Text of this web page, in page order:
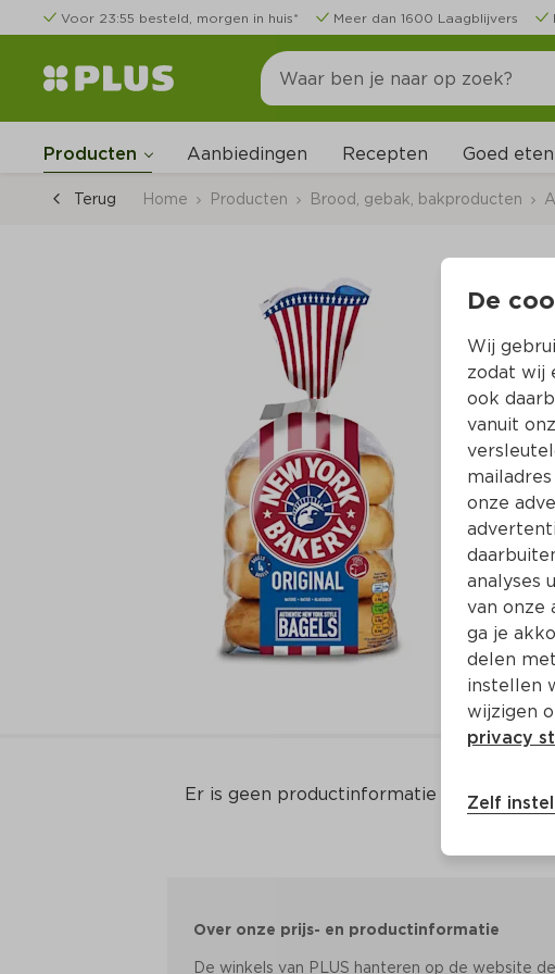
Voor 23:55 besteld, morgen in huis* Meer dan 1600 Laagblijvers
Producten Aanbiedingen Recepten Goed eten
Terug Home Producten Brood, gebak, bakproducten
Er is geen productinformatie
Over onze prijs- en productinformatie
De winkels van PLUS hanteren op de website
De
Wij
zodat wij
ook
vanuit
onze
analyses
van onze
ga je
delen
instellen
wijzigen
privacy
Zelf